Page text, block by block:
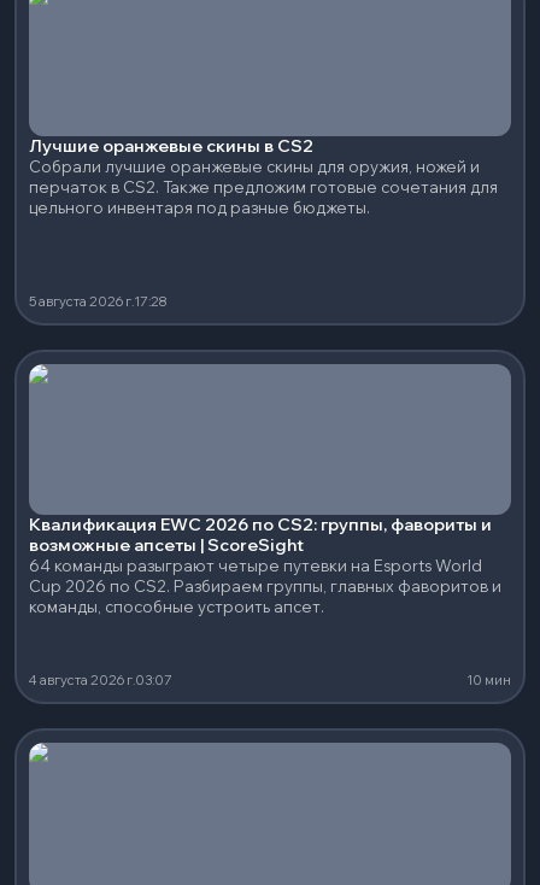
Лучшие оранжевые скины в CS2
Собрали лучшие оранжевые скины для оружия, ножей и
перчаток в CS2. Также предложим готовые сочетания для
цельного инвентаря под разные бюджеты.
5 августа 2026 г.17:28
Квалификация EWC 2026 по CS2: группы, фавориты и
возможные апсеты | ScoreSight
64 команды разыграют четыре путевки на Esports World
Cup 2026 по CS2. Разбираем группы, главных фаворитов и
команды, способные устроить апсет.
4 августа 2026 г.03:07 10 мин